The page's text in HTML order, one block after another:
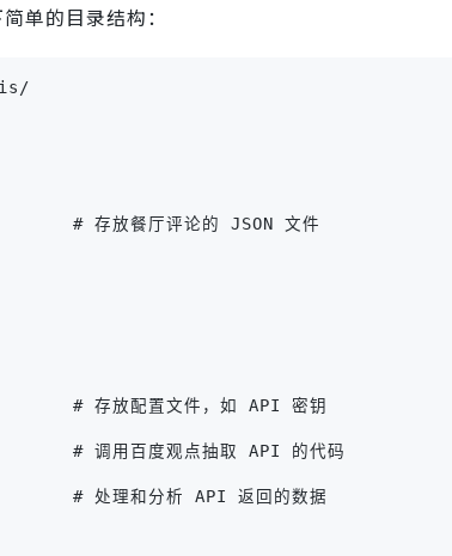
单的目录结构：
# 存放餐厅评论的 JSON 文件
# 存放配置文件，如 API 密钥
# 调用百度观点抽取 API 的代码
# 处理和分析 API 返回的数据